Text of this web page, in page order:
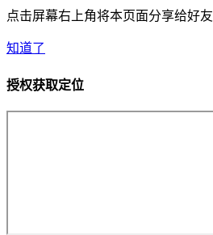
点击屏幕右上角将本页面分享给好友
知道了
授权获取定位